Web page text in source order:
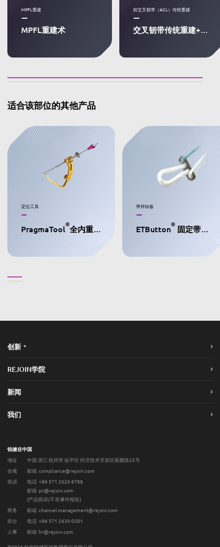
MPFL重建
MPFL重建术
前交叉韧带（ACL）传统重建
交叉韧带传统重建+栓桩固定
适合该部位的其他产品
定位工具
PragmaTool®全内重建定位器
带袢钛板
ETButton® 固定带袢钛板
创新 +
REJOIN学院
新闻
我们
锐健在中国
地址
中国 浙江 杭州市 临平区 经济技术开发区新颜路22号
合规
邮箱 compliance@rejoin.com
投诉
电话 +86 571 2626 8788
邮箱 pv@rejoin.com
(产品投诉/不良事件报告)
商务
邮箱 channel.management@rejoin.com
前台
电话 +86 571 2630 0581
人事
邮箱 hr@rejoin.com